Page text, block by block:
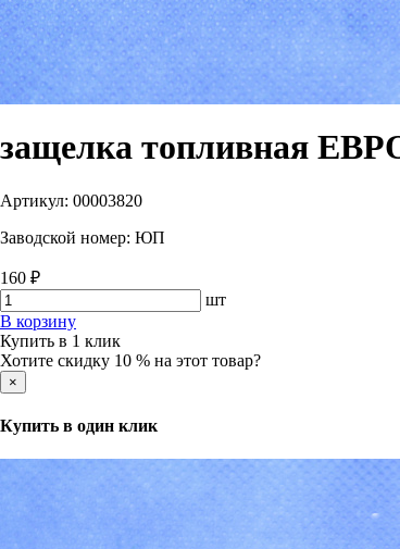
защелка топливная
Артикул: 00003820
Заводской номер: ЮП
160 ₽
шт
В корзину
Купить в 1 клик
Хотите скидку 10 % на этот товар?
×
Купить в один клик